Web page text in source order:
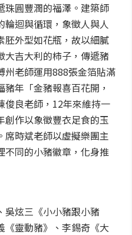
珠圓豐潤的福澤。建築師
迴與循環，象徵人與人
胚外型如花瓶，故以細膩
大吉大利的柿子，傳遞豬
州老師運用888張金箔貼滿
年「金豬報喜百花開，
俊良老師，12年來維持一
創作以象徵豐衣足食的玉
席時斌老師以虛擬樂團主
不同的小豬徽章，化身推
吳炫三《小小豬跟小豬
《靈動豬》、李錫奇《大